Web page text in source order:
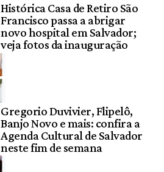
Histórica Casa de Retiro São
Francisco passa a abrigar
novo hospital em Salvador;
veja fotos da inauguração
Gregorio Duvivier, Flipelô,
Banjo Novo e mais: confira a
Agenda Cultural de Salvador
neste fim de semana